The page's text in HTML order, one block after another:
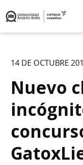
14 DE OCTUBRE
Nuevo